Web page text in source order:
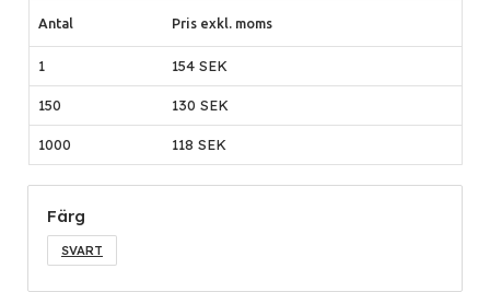
Antal Pris exkl. moms
1 154 SEK
150 130 SEK
1000 118 SEK
Färg
SVART